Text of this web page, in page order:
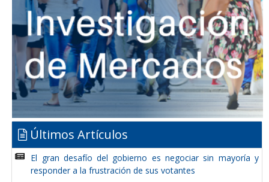
Últimos Artículos
El gran desafío del gobierno es negociar sin mayoría y
responder a la frustración de sus votantes